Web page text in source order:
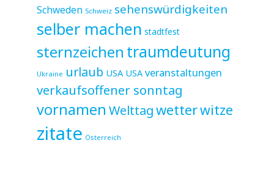
Schweden Schweiz sehenswürdigkeiten
selber machen stadtfest
sternzeichen traumdeutung
Ukraine urlaub USA USA veranstaltungen
verkaufsoffener sonntag
vornamen Welttagwetterwitze
zitate Österreich